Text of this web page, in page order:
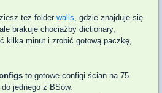
też folder walls, gdzie znajduje się
brakuje chociażby dictionary,
kilka minut i zrobić gotową paczkę,
to gotowe configi ścian na 75
jednego z BSów.